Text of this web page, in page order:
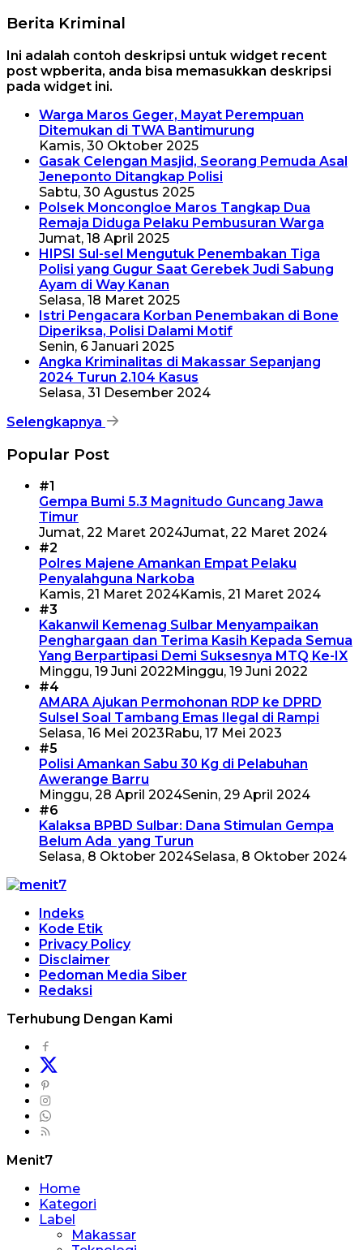
Berita Kriminal
Ini adalah contoh deskripsi untuk widget recent
post wpberita, anda bisa memasukkan deskripsi
pada widget ini.
Warga Maros Geger, Mayat Perempuan
Ditemukan di TWA Bantimurung
Kamis, 30 Oktober 2025
Gasak Celengan Masjid, Seorang Pemuda Asal
Jeneponto Ditangkap Polisi
Sabtu, 30 Agustus 2025
Polsek Moncongloe Maros Tangkap Dua
Remaja Diduga Pelaku Pembusuran Warga
Jumat, 18 April 2025
HIPSI Sul-sel Mengutuk Penembakan Tiga
Polisi yang Gugur Saat Gerebek Judi Sabung
Ayam di Way Kanan
Selasa, 18 Maret 2025
Istri Pengacara Korban Penembakan di Bone
Diperiksa, Polisi Dalami Motif
Senin, 6 Januari 2025
Angka Kriminalitas di Makassar Sepanjang
2024 Turun 2.104 Kasus
Selasa, 31 Desember 2024
Selengkapnya
Popular Post
#1
Gempa Bumi 5.3 Magnitudo Guncang Jawa
Timur
Jumat, 22 Maret 2024Jumat, 22 Maret 2024
#2
Polres Majene Amankan Empat Pelaku
Penyalahguna Narkoba
Kamis, 21 Maret 2024Kamis, 21 Maret 2024
#3
Kakanwil Kemenag Sulbar Menyampaikan
Penghargaan dan Terima Kasih Kepada Semua
Yang Berpartipasi Demi Suksesnya MTQ Ke-IX
Minggu, 19 Juni 2022 Minggu, 19 Juni 2022
#4
AMARA Ajukan Permohonan RDP ke DPRD
Sulsel Soal Tambang Emas Ilegal di Rampi
Selasa, 16 Mei 2023 Rabu, 17 Mei 2023
#5
Polisi Amankan Sabu 30 Kg di Pelabuhan
Awerange Barru
Minggu, 28 April 2024Senin, 29 April 2024
#6
Kalaksa BPBD Sulbar: Dana Stimulan Gempa
Belum Ada yang Turun
Selasa, 8 Oktober 2024Selasa, 8 Oktober 2024
Indeks
Kode Etik
Privacy Policy
Disclaimer
Pedoman Media Siber
Redaksi
Terhubung Dengan Kami
Menit7
Home
Kategori
Label
Makassar